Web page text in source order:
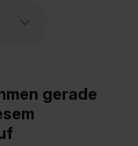
gerade